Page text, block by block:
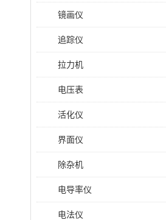
镜画仪
追踪仪
拉力机
电压表
活化仪
界面仪
除杂机
电导率仪
电法仪